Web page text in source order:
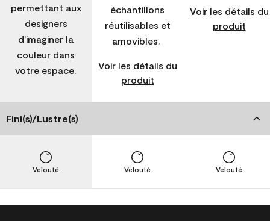
permettant aux
designers
d’imaginer la
couleur dans
votre espace.
échantillons
réutilisables et
amovibles.
Voir les détails du
produit
Voir les détails du
produit
Fini(s)/Lustre(s)
Velouté Velouté Velouté